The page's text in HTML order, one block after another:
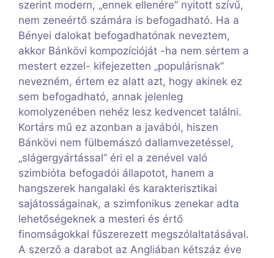
szerint modern, „ennek ellenére” nyitott szívű,
nem zeneértő számára is befogadható. Ha a
Bényei dalokat befogadhatónak neveztem,
akkor Bánkövi kompozícióját -ha nem sértem a
mestert ezzel- kifejezetten „populárisnak”
nevezném, értem ez alatt azt, hogy akinek ez
sem befogadható, annak jelenleg
komolyzenében nehéz lesz kedvencet találni.
Kortárs mű ez azonban a javából, hiszen
Bánkövi nem fülbemászó dallamvezetéssel,
„slágergyártással” éri el a zenével való
szimbióta befogadói állapotot, hanem a
hangszerek hangalaki és karakterisztikai
sajátosságainak, a szimfonikus zenekar adta
lehetőségeknek a mesteri és értő
finomságokkal fűszerezett megszólaltatásával.
A szerző a darabot az Angliában kétszáz éve